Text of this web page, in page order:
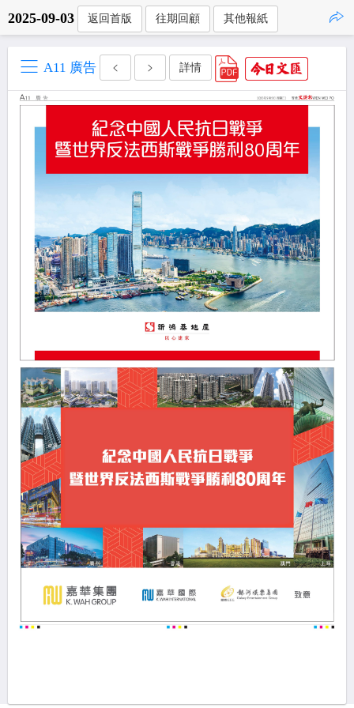
2025-09-03 返回首版 往期回顧 其他報紙
A11 廣告 詳情